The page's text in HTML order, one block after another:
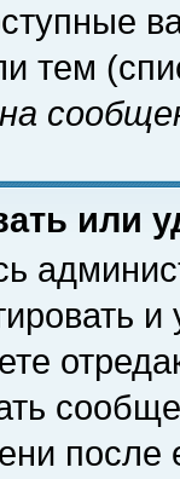
тем
или
и